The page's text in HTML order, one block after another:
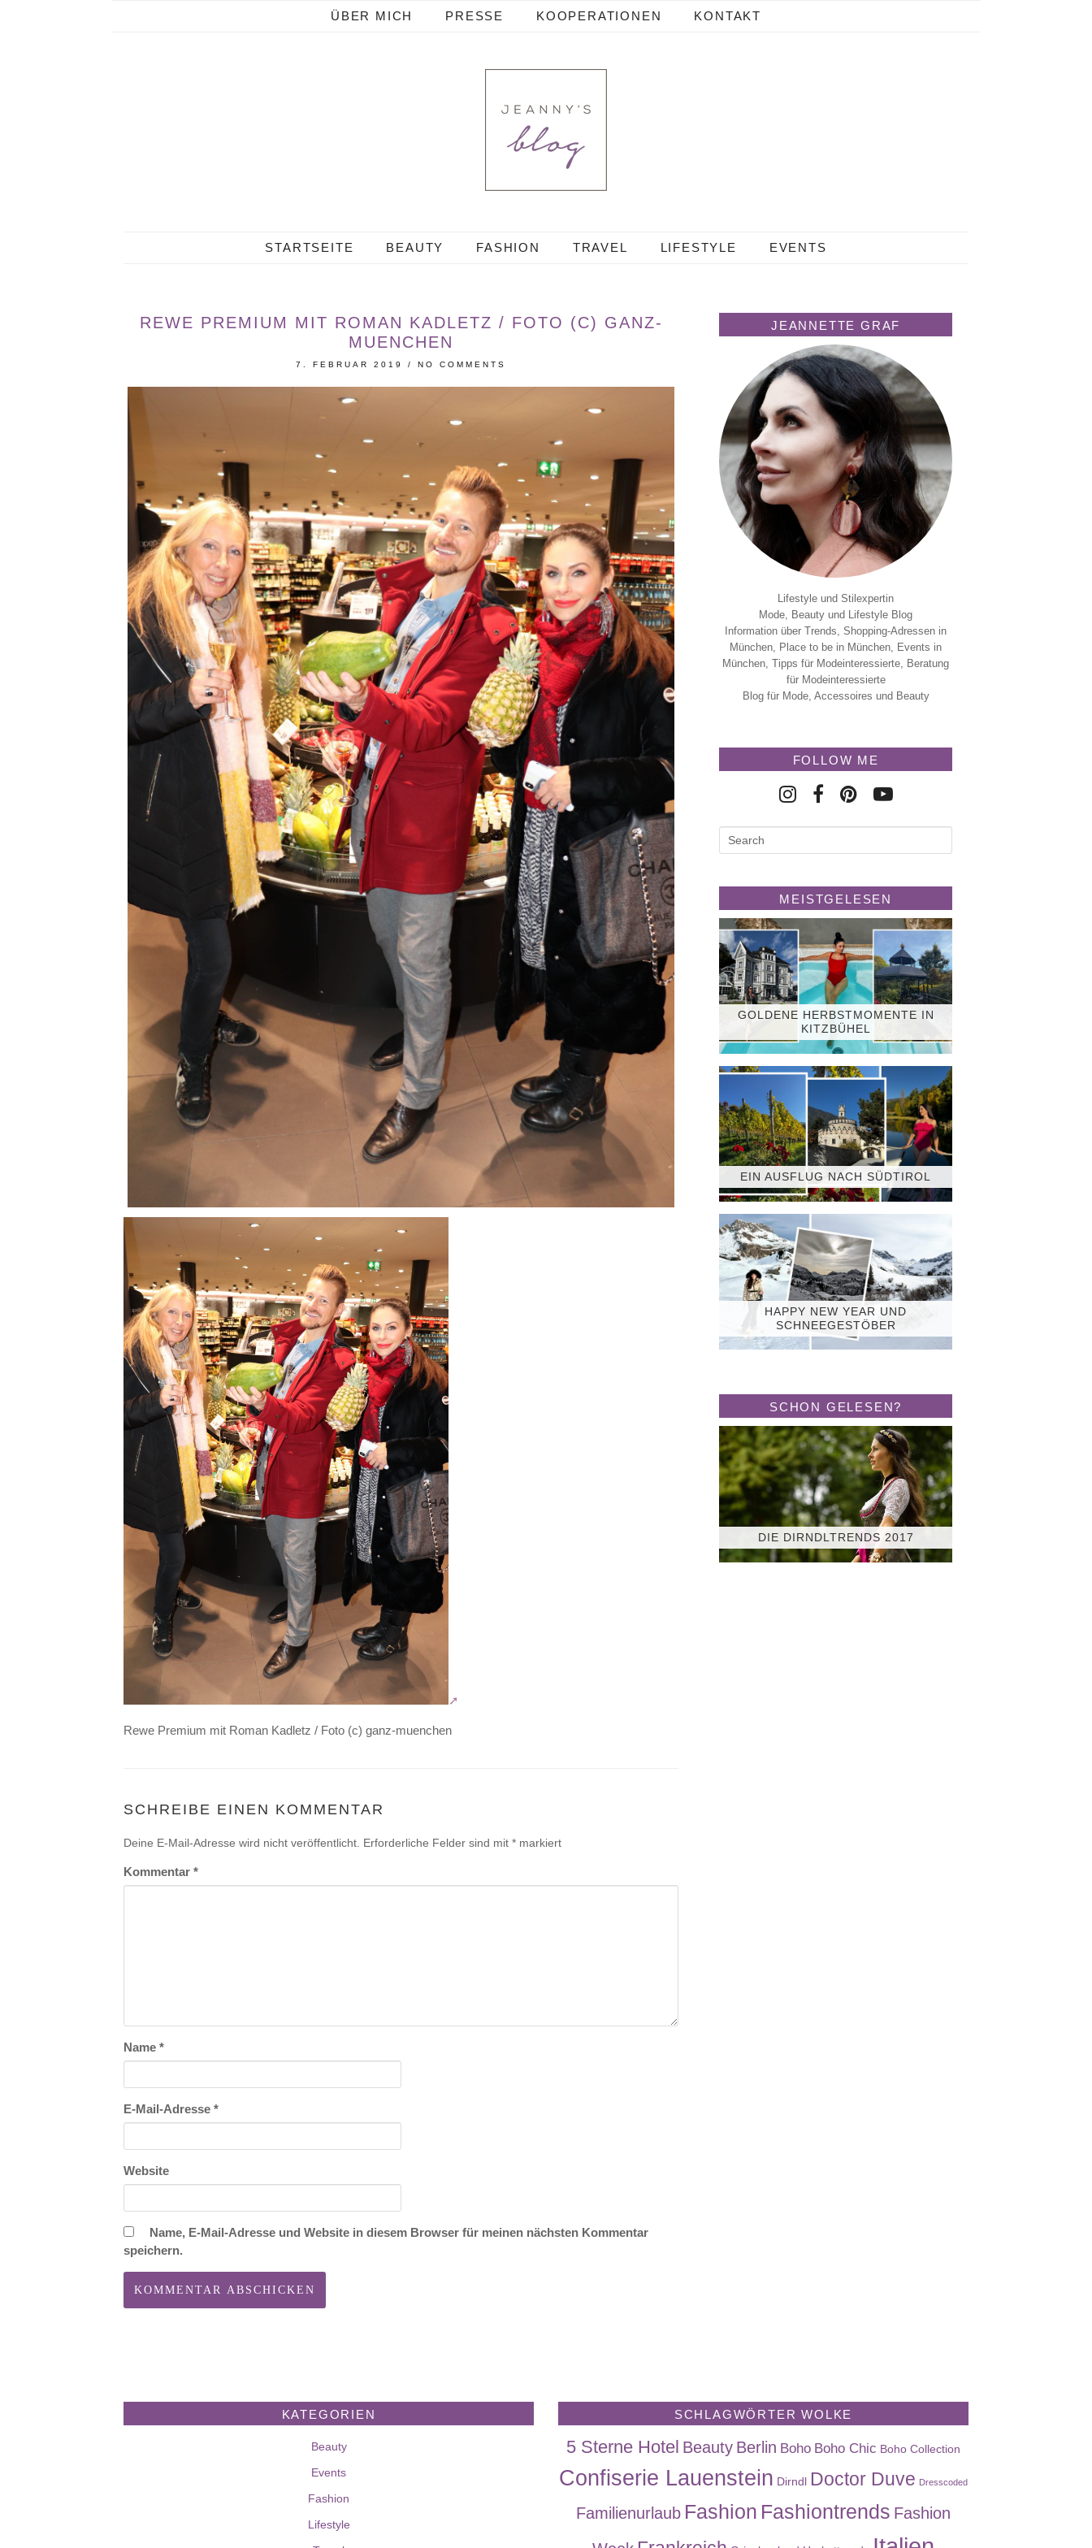
ÜBER MICH PRESSE KOOPERATIONEN KONTAKT
STARTSEITE BEAUTY FASHION TRAVEL LIFESTYLE EVENTS
REWE PREMIUM MIT ROMAN KADLETZ / FOTO (C) GANZ-
MUENCHEN
7. FEBRUAR 2019 /NO COMMENTS
Rewe Premium mit Roman Kadletz / Foto (c) ganz-muenchen
SCHREIBE EINEN KOMMENTAR
Deine E-Mail-Adresse wird nicht veröffentlicht. Erforderliche Felder sind mit * markiert
Kommentar *
Name *
E-Mail-Adresse *
Website
Name, E-Mail-Adresse und Website in diesem Browser für meinen nächsten Kommentar
speichern.
JEANNETTE GRAF
Lifestyle und Stilexpertin
Mode, Beauty und Lifestyle Blog
Information über Trends, Shopping-Adressen in
München, Place to be in München, Events in
München, Tipps für Modeinteressierte, Beratung
für Modeinteressierte
Blog für Mode, Accessoires und Beauty
FOLLOW ME
MEISTGELESEN
GOLDENE HERBSTMOMENTE IN
KITZBÜHEL
EIN AUSFLUG NACH SÜDTIROL
HAPPY NEW YEAR UND
SCHNEEGESTÖBER
SCHON GELESEN?
DIE DIRNDLTRENDS 2017
KATEGORIEN
Beauty
Events
Fashion
Lifestyle
SCHLAGWÖRTER WOLKE
5 Sterne Hotel Beauty Berlin Boho Boho Chic Boho Collection
Confiserie Lauenstein Dirndl Doctor Duve Dresscoded
Familienurlaub Fashion Fashiontrends Fashion